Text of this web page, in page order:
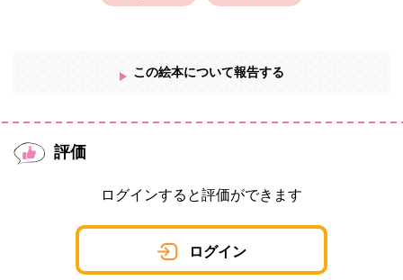
この絵本について報告する
評価
ログインすると評価ができます
ログイン